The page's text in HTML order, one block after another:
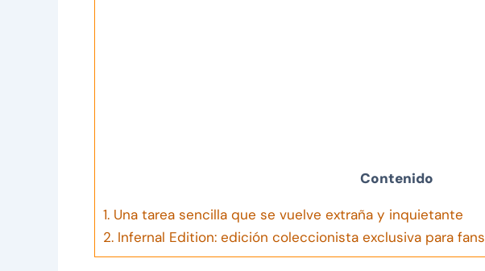
Contenido
1. Una tarea sencilla que se vuelve extraña y inquietante
2. Infernal Edition: edición coleccionista exclusiva para fans